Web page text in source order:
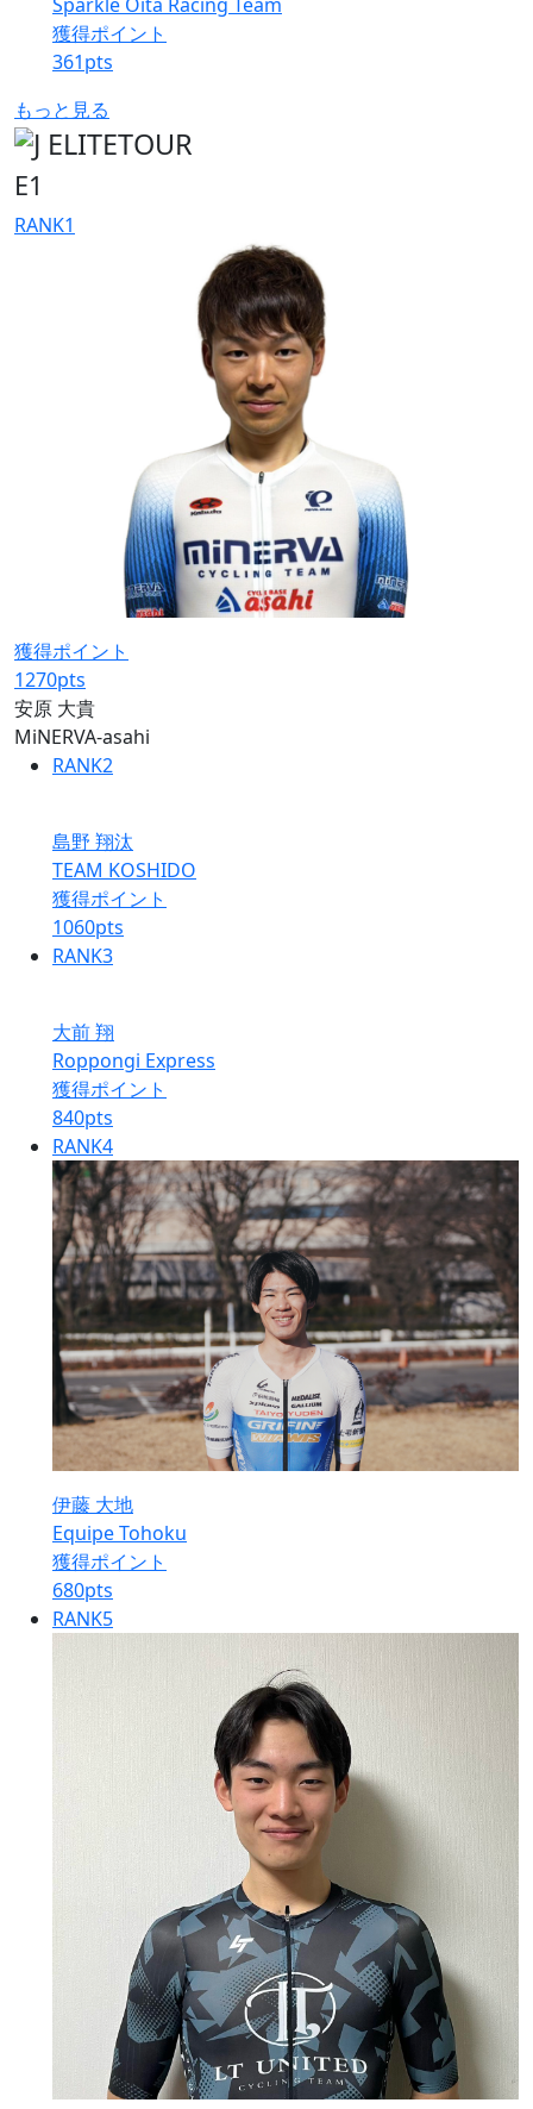
獲得ポイント
361pts
もっと見る
E1
RANK1
獲得ポイント
1270pts
安原 大貴
MiNERVA-asahi
RANK2
島野 翔汰
TEAM KOSHIDO
獲得ポイント
1060pts
RANK3
大前 翔
Roppongi Express
獲得ポイント
840pts
RANK4
伊藤 大地
Equipe Tohoku
獲得ポイント
680pts
RANK5